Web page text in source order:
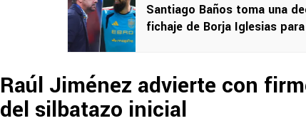
Santiago Baños toma una
fichaje de Borja Iglesias
Raúl Jiménez advierte con
del silbatazo inicial